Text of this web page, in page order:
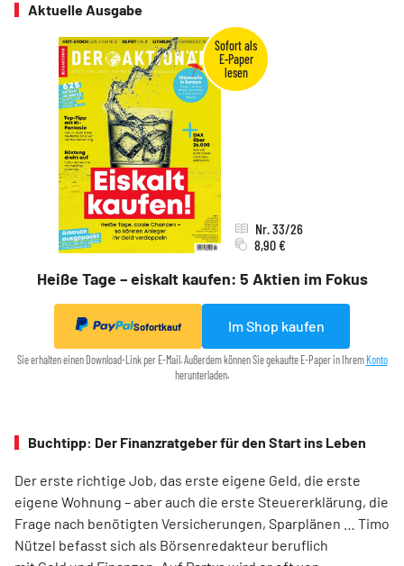
Aktuelle Ausgabe
Heiße Tage – eiskalt kaufen: 5 Aktien im Fokus
Nr. 33/26
8,90 €
Sofortkauf Im Shop kaufen
Sie erhalten einen Download-Link per E-Mail. Außerdem können Sie gekaufte E-Paper in Ihrem Konto
herunterladen.
Buchtipp: Der Finanzratgeber für den Start ins Leben
Der erste richtige Job, das erste eigene Geld, die erste
eigene Wohnung – aber auch die erste Steuererklärung, die
Frage nach benötigten Versicherungen, Sparplänen … Timo
Nützel befasst sich als Börsenredakteur beruflich